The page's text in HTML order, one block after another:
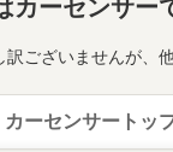
カーセンサー
訳ございませんが、
カーセンサートッ